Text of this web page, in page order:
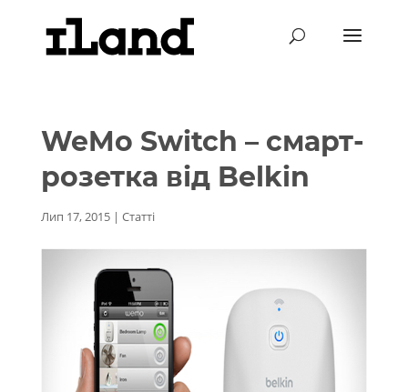
WeMo Switch – смарт-
розетка від Belkin
Лип 17, 2015| Статті